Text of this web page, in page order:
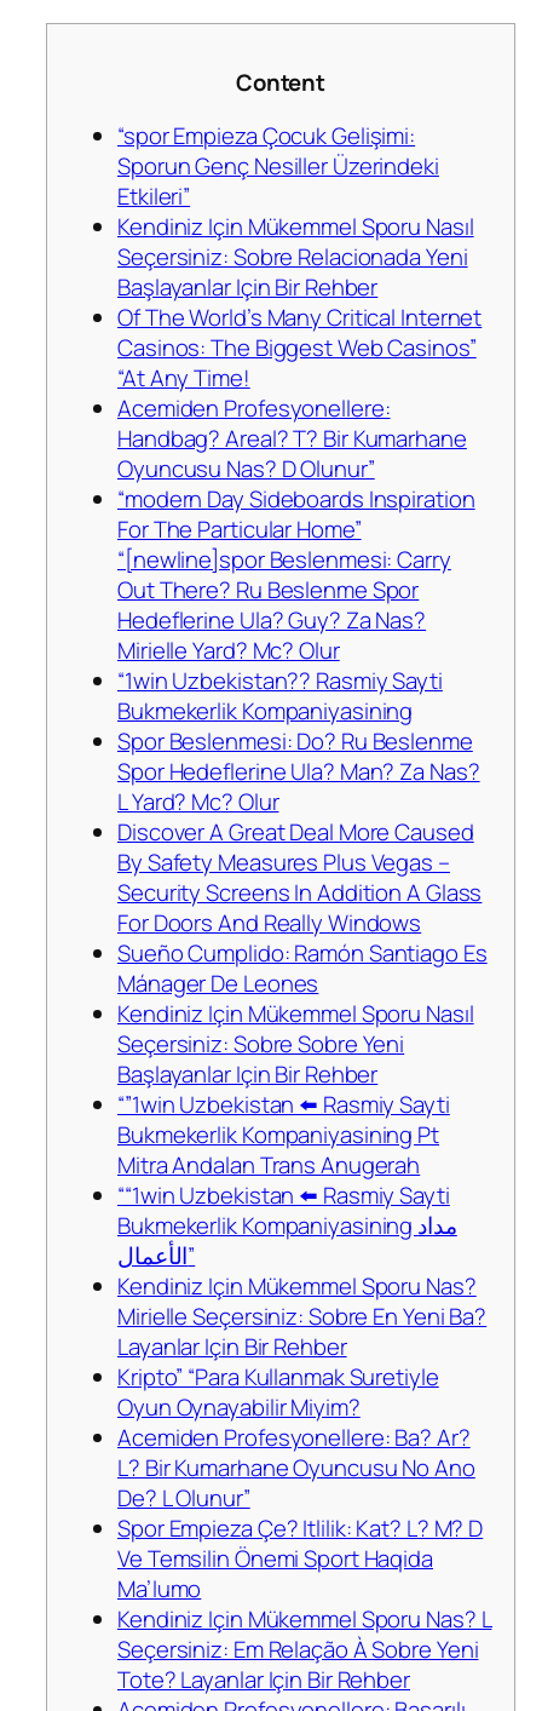
Content
“spor Empieza Çocuk Gelişimi:
Sporun Genç Nesiller Üzerindeki
Etkileri”
Kendiniz Için Mükemmel Sporu Nasıl
Seçersiniz: Sobre Relacionada Yeni
Başlayanlar Için Bir Rehber
Of The World’s Many Critical Internet
Casinos: The Biggest Web Casinos”
“At Any Time!
Acemiden Profesyonellere:
Handbag? Areal? T? Bir Kumarhane
Oyuncusu Nas? D Olunur”
“modern Day Sideboards Inspiration
For The Particular Home”
“[newline]spor Beslenmesi: Carry
Out There? Ru Beslenme Spor
Hedeflerine Ula? Guy? Za Nas?
Mirielle Yard? Mc? Olur
“1win Uzbekistan?? Rasmiy Sayti
Bukmekerlik Kompaniyasining
Spor Beslenmesi: Do? Ru Beslenme
Spor Hedeflerine Ula? Man? Za Nas?
L Yard? Mc? Olur
Discover A Great Deal More Caused
By Safety Measures Plus Vegas –
Security Screens In Addition A Glass
For Doors And Really Windows
Sueño Cumplido: Ramón Santiago Es
Mánager De Leones
Kendiniz Için Mükemmel Sporu Nasıl
Seçersiniz: Sobre Sobre Yeni
Başlayanlar Için Bir Rehber
“”1win Uzbekistan ⬅️ Rasmiy Sayti
Bukmekerlik Kompaniyasining Pt
Mitra Andalan Trans Anugerah
““1win Uzbekistan ⬅️ Rasmiy Sayti
Bukmekerlik Kompaniyasining مداد
الأعمال”
Kendiniz Için Mükemmel Sporu Nas?
Mirielle Seçersiniz: Sobre En Yeni Ba?
Layanlar Için Bir Rehber
Kripto” “Para Kullanmak Suretiyle
Oyun Oynayabilir Miyim?
Acemiden Profesyonellere: Ba? Ar?
L? Bir Kumarhane Oyuncusu No Ano
De? L Olunur”
Spor Empieza Çe? Itlilik: Kat? L? M? D
Ve Temsilin Önemi Sport Haqida
Ma’lumo
Kendiniz Için Mükemmel Sporu Nas? L
Seçersiniz: Em Relação À Sobre Yeni
Tote? Layanlar Için Bir Rehber